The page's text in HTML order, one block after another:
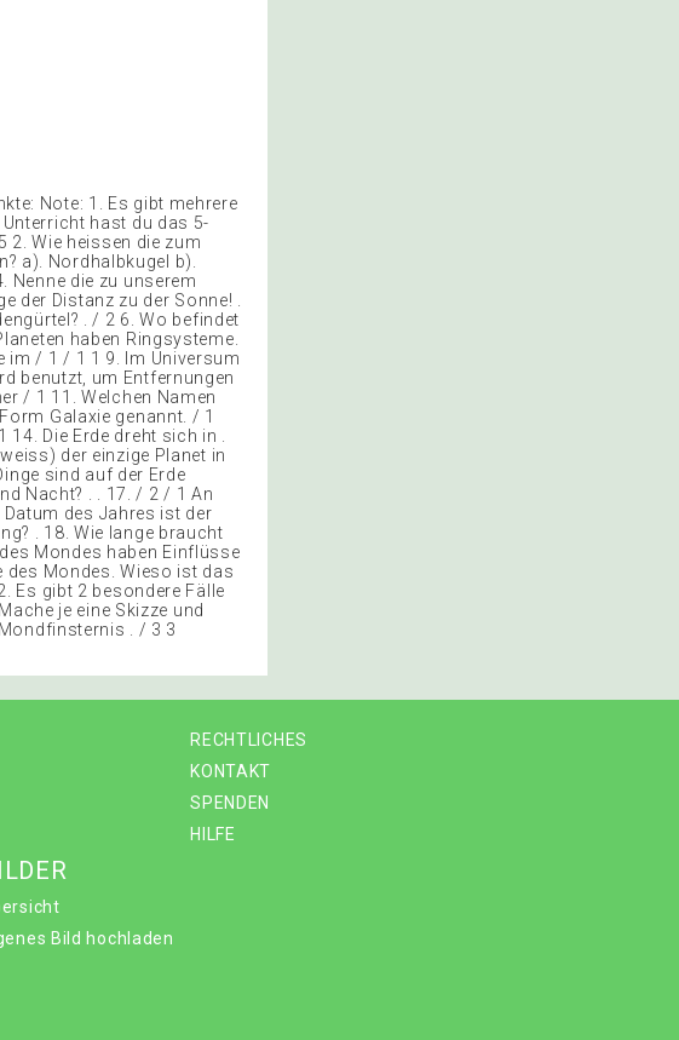
Note: 1. Es gibt mehrere
hast du das 5-
2. Wie heissen die zum
a). Nordhalbkugel b).
Nenne die zu unserem
der Distanz zu der Sonne! .
. / 2 6. Wo befindet
haben Ringsysteme.
im / 1 / 1 1 9. Im Universum
benutzt, um Entfernungen
/ 1 11. Welchen Namen
Galaxie genannt. / 1
Die Erde dreht sich in .
der einzige Planet in
sind auf der Erde
Nacht? . . 17. / 2 / 1 An
des Jahres ist der
. 18. Wie lange braucht
Mondes haben Einflüsse
des Mondes. Wieso ist das
Es gibt 2 besondere Fälle
je eine Skizze und
. / 3 3
RECHTLICHES
KONTAKT
SPENDEN
HILFE
Bild hochladen